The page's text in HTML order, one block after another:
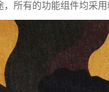
所有的功能组件均采用